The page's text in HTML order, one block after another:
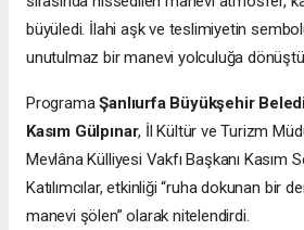
büyüledi. İlahi aşk ve teslimiyetin
unutulmaz bir manevi yolculuğa
ProgramaŞanlıurfa Büyükşehir
Kasım Gülpınar, İl Kültür ve Turizm
Mevlâna Külliyesi Vakfı Başkanı Kasım
Katılımcılar, etkinliği “ruha dokunan bir
manevi şölen” olarak nitelendirdi.